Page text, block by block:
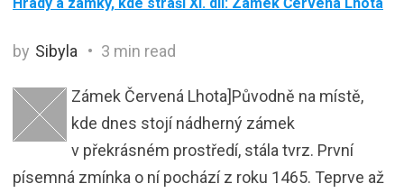
by Sibyla 3 min read
Zámek Červená Lhota]Původně na místě,
kde dnes stojí nádherný zámek
v překrásném prostředí, stála tvrz. První
písemná zmínka o ní pochází z roku 1465. Teprve až